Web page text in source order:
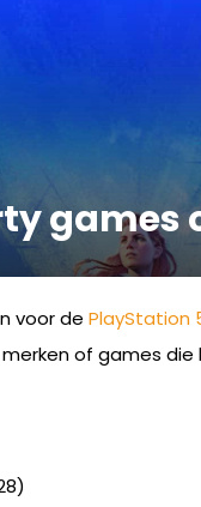
games
voor de PlayStation
of games